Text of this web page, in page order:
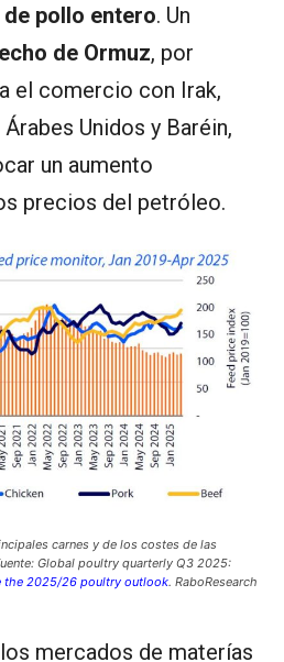
pollo entero. Un
de Ormuz, por
el comercio con Irak,
Unidos y Baréin,
un aumento
precios del petróleo.
carnes y de los costes de las
Global poultry quarterly Q3 2025:
the 2025/26 poultry outlook. RaboResearch
mercados de materías